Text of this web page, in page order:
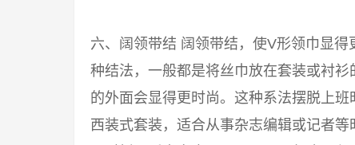
六、阔领带结 阔领带结，使V形领巾显
种结法，一般都是将丝巾放在套装或衬
的外面会显得更时尚。这种系法摆脱上
西装式套装，适合从事杂志编辑或记者